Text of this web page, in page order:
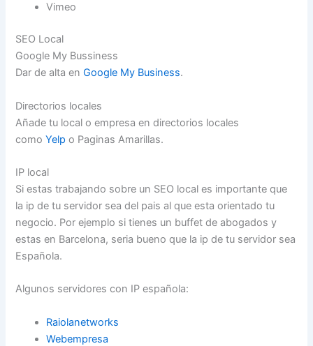
Vimeo
SEO Local
Google My Bussiness
Dar de alta enGoogle My Business.
Directorios locales
Añade tu local o empresa en directorios locales
comoYelp o Paginas Amarillas.
IP local
Si estas trabajando sobre un SEO local es importante que
la ip de tu servidor sea del pais al que esta orientado tu
negocio. Por ejemplo si tienes un buffet de abogados y
estas en Barcelona, seria bueno que la ip de tu servidor sea
Española.
Algunos servidores con IP española:
Raiolanetworks
Webempresa